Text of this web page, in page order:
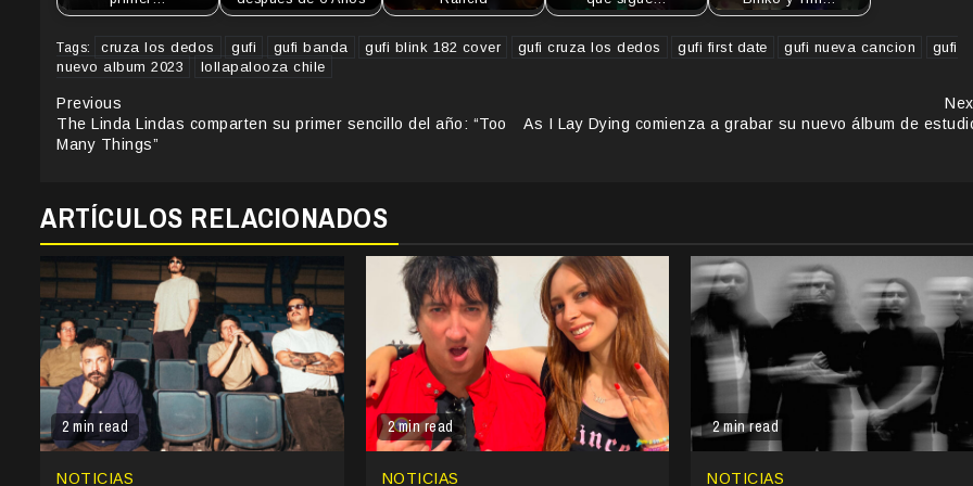
Tags: cruza los dedos gufi gufi banda gufi blink 182 cover gufi cruza los dedos gufi first date gufi nueva cancion
gufi
nuevo album 2023
lollapalooza chile
Continue
Reading
Previous
The Linda Lindas comparten su primer sencillo del año: “Too
Many Things”
As I Lay Dying comienza a grabar su nuevo álbum de
ARTÍCULOS RELACIONADOS
2 min read
NOTICIAS
2 min read
NOTICIAS
2 min read
NOTICIAS